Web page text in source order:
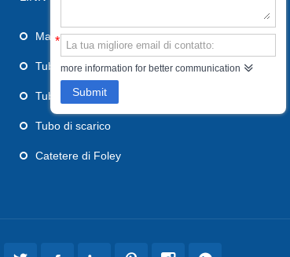
*
more information for better communication
Submit
Maschera laringea per vie aeree
Tubo endotracheale
Tubo di alimentazione
Tubo di scarico
Catetere di Foley